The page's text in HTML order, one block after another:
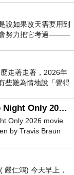
說如果改天需要用到
會努力把它考過———
走著走著，2026年
些難為情地說「覺得
電影一夜限定2026 One Night Only 2026 movie
Only 2026 movie
by Travis Braun
嚴仁鴻) 今天早上，